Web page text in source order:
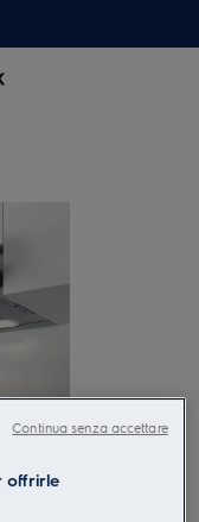
offrirle
Continua senza accettare